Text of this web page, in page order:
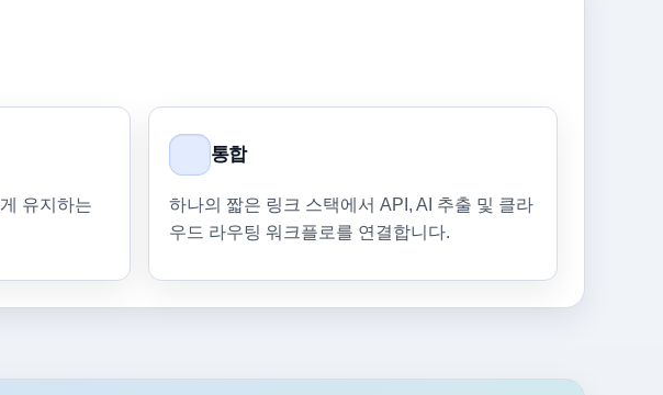
유지하는
통합
하나의 짧은 링크 스택에서 API, AI 추출 및 클라
우드 라우팅 워크플로를 연결합니다.